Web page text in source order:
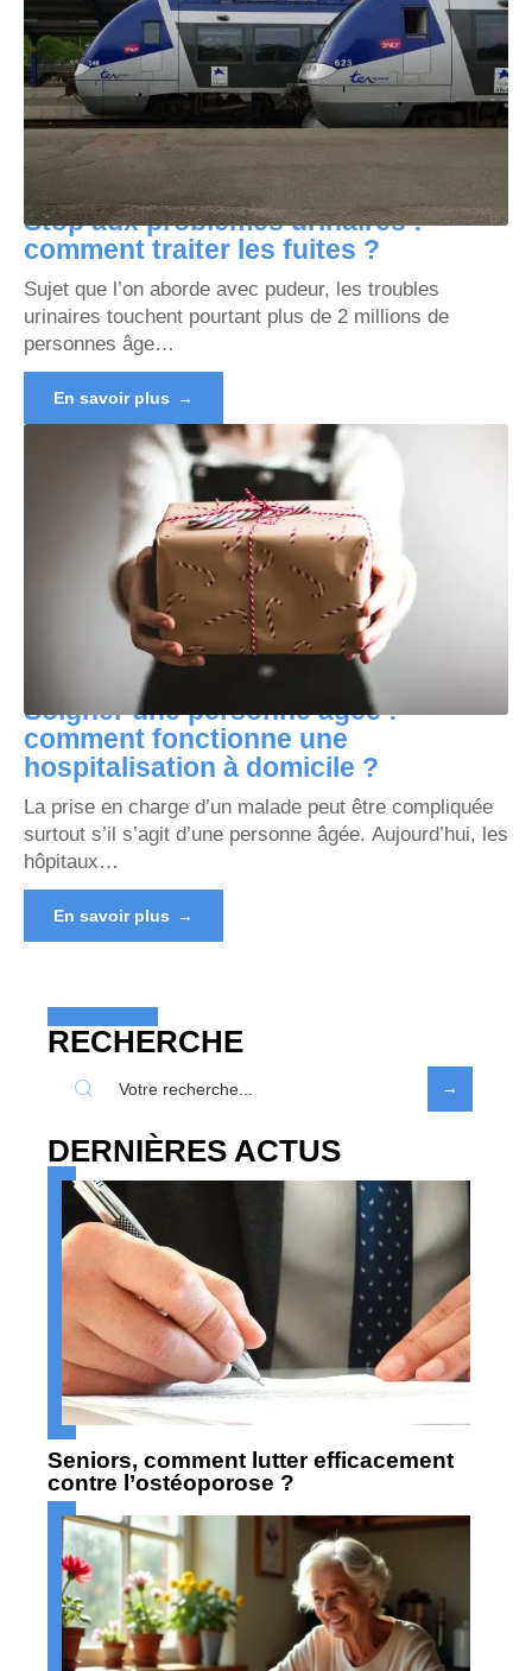
Stop aux problèmes urinaires :
comment traiter les fuites ?
Sujet que l’on aborde avec pudeur, les troubles
urinaires touchent pourtant plus de 2 millions de
personnes âge…
En savoir plus
Soigner une personne âgée :
comment fonctionne une
hospitalisation à domicile ?
La prise en charge d’un malade peut être compliquée
surtout s’il s’agit d’une personne âgée. Aujourd’hui, les
hôpitaux…
En savoir plus
RECHERCHE
DERNIÈRES ACTUS
Seniors, comment lutter efficacement
contre l’ostéoporose ?